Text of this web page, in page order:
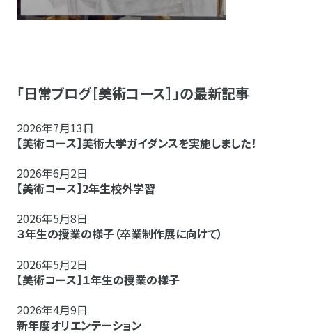
「日常ブログ［美術コース］」の最新記事
2026年7月13日
【美術コース】美術大学ガイダンスを実施しました！
2026年6月2日
【美術コース】2年生校外学習
2026年5月8日
３年生の授業の様子（卒業制作展に向けて）
2026年5月2日
【美術コース】１年生の授業の様子
2026年4月9日
新年度オリエンテーション